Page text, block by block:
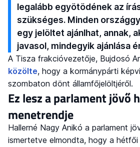
legalább egyötödének az
szükséges. Minden
egy jelöltet ajánlhat, annak,
javasol, mindegyik ajánlása
A Tisza frakcióvezetője, Bujdosó
közölte, hogy a kormánypárti
szombaton dönt államfőjelöltjéről.
Ez lesz a parlament jövő
menetrendje
Hallerné Nagy Anikó a parlament
ismertetve elmondta, hogy a hétfői